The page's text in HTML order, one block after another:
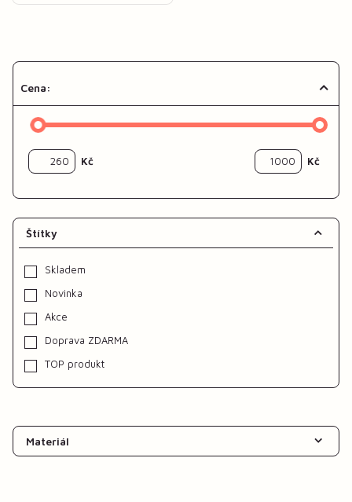
Cena:
Kč Kč
Štítky
Skladem
Novinka
Akce
Doprava ZDARMA
TOP produkt
Materiál